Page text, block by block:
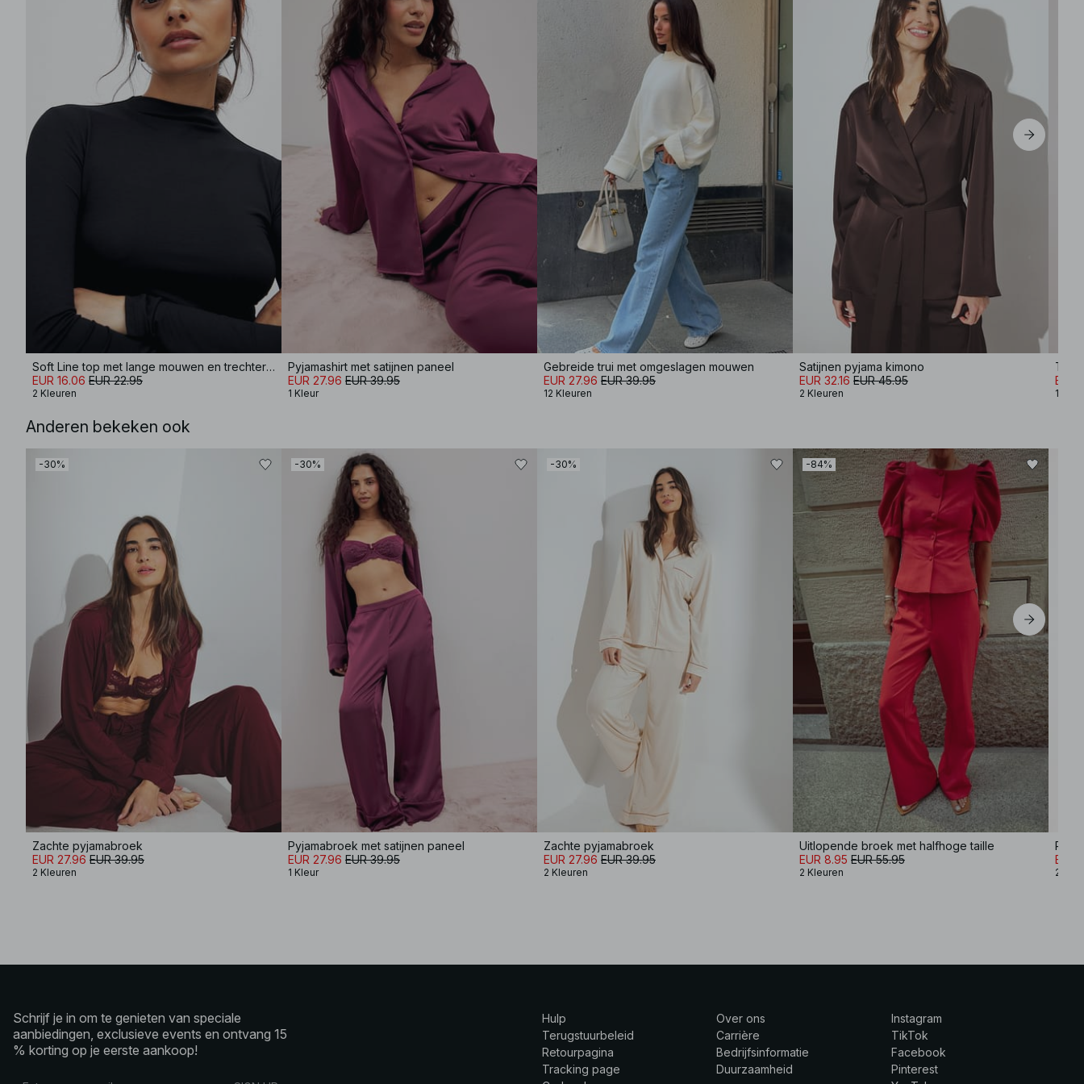
Soft Line top met lange mouwen en trechterhals
EUR 16.06 EUR 22.95
2 Kleuren
Pyjamashirt met satijnen paneel
EUR 27.96 EUR 39.95
1 Kleur
Gebreide trui met omgeslagen mouwen
EUR 27.96 EUR 39.95
12 Kleuren
Satijnen pyjama kimono
EUR 32.16 EUR 45.95
2 Kleuren
EUR
1
Anderen bekeken ook
-30%
Zachte pyjamabroek
EUR 27.96 EUR 39.95
2 Kleuren
-30%
Pyjamabroek met satijnen paneel
EUR 27.96 EUR 39.95
1 Kleur
-30%
Zachte pyjamabroek
EUR 27.96 EUR 39.95
2 Kleuren
-84%
Uitlopende broek met halfhoge taille
EUR 8.95 EUR 55.95
2 Kleuren
EUR
2
Schrijf je in om te genieten van speciale
aanbiedingen, exclusieve events en ontvang 15
% korting op je eerste aankoop!
Hulp
Terugstuurbeleid
Retourpagina
Tracking page
Over ons
Carrière
Bedrijfsinformatie
Duurzaamheid
Instagram
TikTok
Facebook
Pinterest